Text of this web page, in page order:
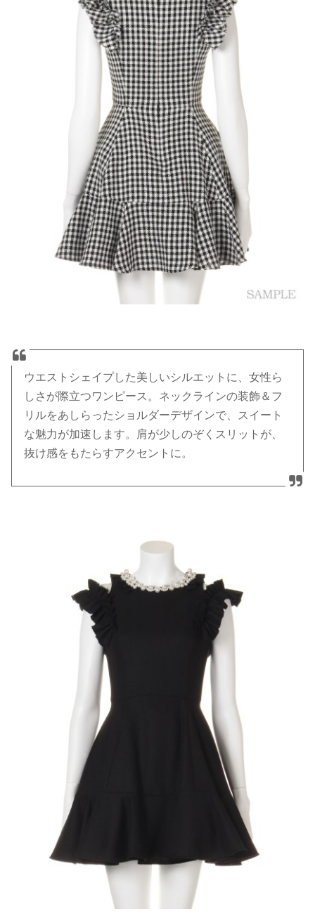
ウエストシェイプした美しいシルエットに、女性ら
しさが際立つワンピース。ネックラインの装飾＆フ
リルをあしらったショルダーデザインで、スイート
な魅力が加速します。肩が少しのぞくスリットが、
抜け感をもたらすアクセントに。